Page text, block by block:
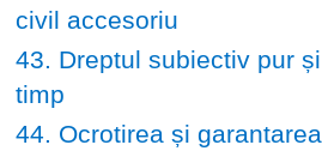
civil accesoriu
43. Dreptul subiectiv pur
timp
44. Ocrotirea și